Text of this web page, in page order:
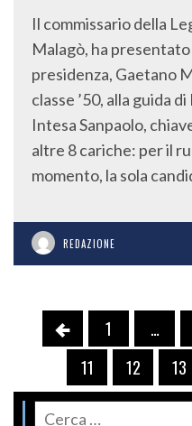
Il commissario della
Malagò, ha
presidenza, Gaetano
classe ’50, alla guida
Intesa Sanpaolo,
altre 8 cariche: per il
momento, la sola
REDAZIONE
1 …
11
12 13